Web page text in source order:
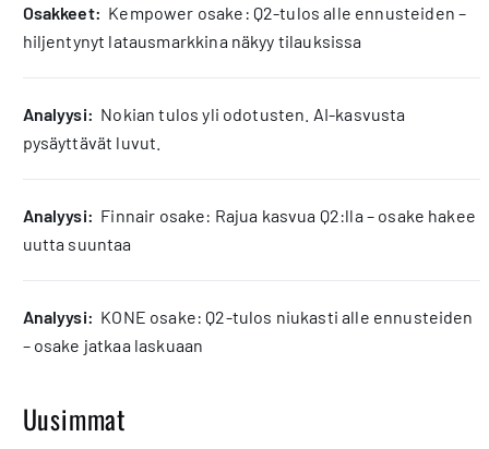
osakkeet: Kempower osake: Q2-tulos alle ennusteiden –
hiljentynyt latausmarkkina näkyy tilauksissa
analyysi: Nokian tulos yli odotusten. AI-kasvusta
pysäyttävät luvut.
analyysi: Finnair osake: Rajua kasvua Q2:lla – osake hakee
uutta suuntaa
analyysi: KONE osake: Q2-tulos niukasti alle ennusteiden
– osake jatkaa laskuaan
Uusimmat